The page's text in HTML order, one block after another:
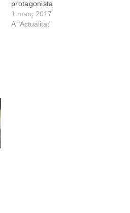
protagonista
1 març 2017
A "Actualitat"